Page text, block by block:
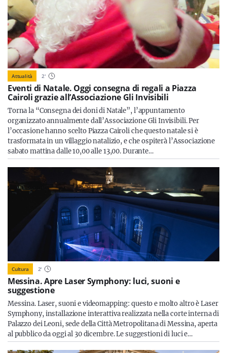
Attualità 2'
Eventi di Natale. Oggi consegna di regali a Piazza
Cairoli grazie all’Associazione Gli Invisibili
Torna la “Consegna dei doni di Natale”, l’appuntamento
organizzato annualmente dall’Associazione Gli Invisibili. Per
l’occasione hanno scelto Piazza Cairoli che questo natale si è
trasformata in un villaggio natalizio, e che ospiterà l’Associazione
sabato mattina dalle 10,00 alle 13,00. Durante…
Cultura 2'
Messina. Apre Laser Symphony: luci, suoni e
suggestione
Messina. Laser, suoni e videomapping: questo e molto altro è Laser
Symphony, installazione interattiva realizzata nella corte interna di
Palazzo dei Leoni, sede della Città Metropolitana di Messina, aperta
al pubblico da oggi al 30 dicembre. Le suggestioni di luci e…